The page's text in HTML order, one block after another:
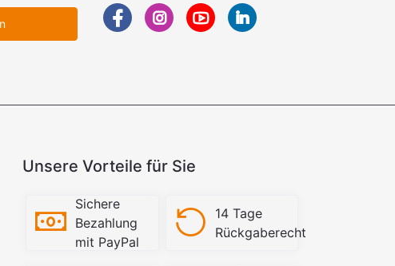
Unsere Vorteile für Sie
Sichere
Bezahlung
mit PayPal
14 Tage
Rückgaberecht